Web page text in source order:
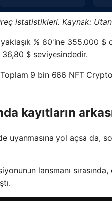
istatistikleri. Kaynak:
% 80'ine 355.000 $
$ seviyesindedir.
9 bin 666 NFT
kayıtların
yol açsa da,
lansmanı